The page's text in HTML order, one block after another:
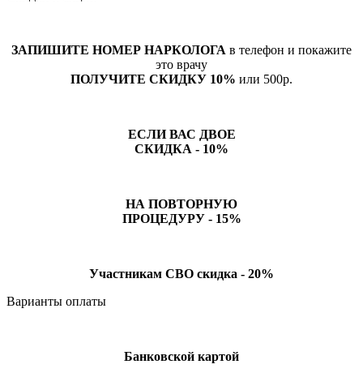
ЗАПИШИТЕ НОМЕР НАРКОЛОГА в телефон и покажите
это врачу
ПОЛУЧИТЕ СКИДКУ 10% или 500р.
ЕСЛИ ВАС ДВОЕ
СКИДКА - 10%
НА ПОВТОРНУЮ
ПРОЦЕДУРУ - 15%
Участникам СВО скидка - 20%
Варианты оплаты
Банковской картой